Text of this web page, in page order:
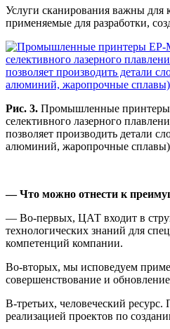
Услуги сканирования важны для
применяемые для разработки,
Рис. 3. Промышленные принтеры
селективного лазерного
позволяет производить детали
алюминий, жаропрочные сплавы)
— Что можно отнести к
— Во-первых, ЦАТ входит в
технологических знаний для
компетенций компании.
Во-вторых, мы исповедуем
совершенствование и
В-третьих, человеческий
реализацией проектов по